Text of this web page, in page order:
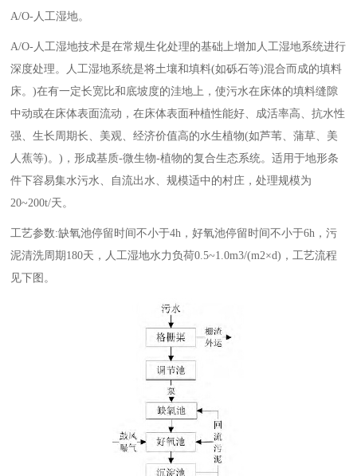
A/O-人工湿地。
A/O-人工湿地技术是在常规生化处理的基础上增加人工湿地系统进行
深度处理。人工湿地系统是将土壤和填料(如砾石等)混合而成的填料
床。)在有一定长宽比和底坡度的洼地上，使污水在床体的填料缝隙
中动或在床体表面流动，在床体表面种植性能好、成活率高、抗水性
强、生长周期长、美观、经济价值高的水生植物(如芦苇、蒲草、美
人蕉等)。)，形成基质-微生物-植物的复合生态系统。适用于地形条
件下容易集水污水、自流出水、规模适中的村庄，处理规模为
20~200t/天。
工艺参数:缺氧池停留时间不小于4h，好氧池停留时间不小于6h，污
泥清洗周期180天，人工湿地水力负荷0.5~1.0m3/(m2×d)，工艺流程
见下图。